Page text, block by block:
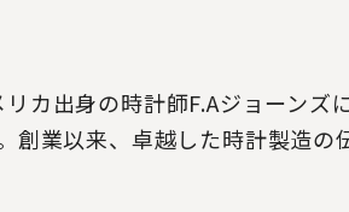
カ出身の時計師F.Aジョーン
業以来、卓越した時計製造の